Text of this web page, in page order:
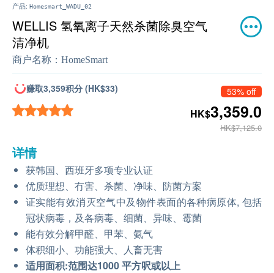
产品: Homesmart_WADU_02
WELLIS 氢氧离子天然杀菌除臭空气
清净机
商户名称： HomeSmart
赚取3,359积分 (HK$33) 53% off
HK$3,359.0
HK$7,125.0
详情
获韩国、西班牙多项专业认证
优质理想、冇害、杀菌、净味、防菌方案
证实能有效消灭空气中及物件表面的各种病原体, 包括
冠状病毒，及各病毒、细菌、异味、霉菌
能有效分解甲醛、甲苯、氨气
体积细小、功能强大、人畜无害
适用面积:范围达1000 平方呎或以上